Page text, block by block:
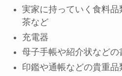
実家に持っていく食料
茶など
充電器
母子手帳や紹介状などの
印鑑や通帳などの貴重品